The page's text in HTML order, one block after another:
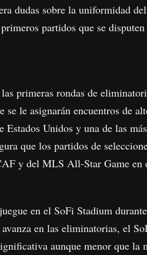
dudas sobre la uniformidad
partidos que se
primeras rondas de
le asignarán encuentros
Estados Unidos y una de las
que los partidos de
y del MLS All-Star Game
en el SoFi Stadium
en las eliminatorias, el
aunque menor que